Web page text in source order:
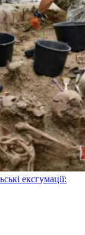
ексгумації: